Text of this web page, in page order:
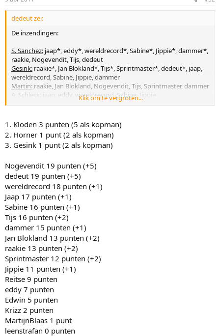
dedeut zei:
De inzendingen:
S. Sanchez: jaap*, eddy*, wereldrecord*, Sabine*, Jippie*, dammer*,
raakie, Nogevendit, Tijs, dedeut
Gesink: raakie*, Jan Blokland*, Tijs*, Sprintmaster*, dedeut*, jaap,
wereldrecord, Sabine, Jippie, dammer
Martin: raakie, Jan Blokland, Nogevendit, Tijs, Sprintmaster, dammer
A. Schleck: jaap, eddy, wereldrecord, Sabine, Jippie
L.L. Sanchez:
Edwin*
Rodriguez: eddy
vandenBroeck:Edwin
Horner:Jan Blokland
* Als kopman
Klik om te vergroten...
1. Kloden 3 punten (5 als kopman)
2. Horner 1 punt (2 als kopman)
3. Gesink 1 punt (2 als kopman)
Nogevendit 19 punten (+5)
dedeut 19 punten (+5)
wereldrecord 18 punten (+1)
Jaap 17 punten (+1)
Sabine 16 punten (+1)
Tijs 16 punten (+2)
dammer 15 punten (+1)
Jan Blokland 13 punten (+2)
raakie 13 punten (+2)
Sprintmaster 12 punten (+2)
Jippie 11 punten (+1)
Reitse 9 punten
eddy 7 punten
Edwin 5 punten
Krizz 2 punten
MartijnBlaas 1 punt
leenstrafan 0 punten